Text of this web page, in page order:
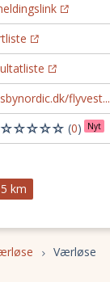
flyvest...
(0) Nyt
5 km
Værløse